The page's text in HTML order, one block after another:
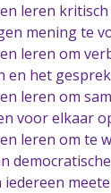
leren
mening te
leren om
en het
leren om
voor elkaar
leren om te
iedereen